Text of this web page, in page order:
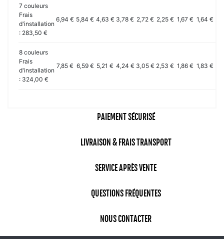
7 couleurs
Frais
d'installation
: 283,50 €
6,94 € 5,84 € 4,63 € 3,78 € 2,72 € 2,25 € 1,67 € 1,64 €
8 couleurs
Frais
d'installation
: 324,00 €
7,85 € 6,59 € 5,21 € 4,24 € 3,05 € 2,53 € 1,86 € 1,83 €
PAIEMENT SÉCURISÉ
LIVRAISON & FRAIS TRANSPORT
SERVICE APRÈS VENTE
QUESTIONS FRÉQUENTES
NOUS CONTACTER